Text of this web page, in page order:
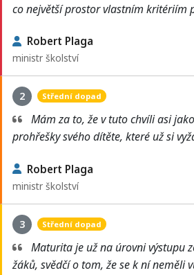
co největší prostor vlastním kritériím
Robert Plaga
ministr školství
2 Střední dopad
Mám za to, že v tuto chvíli asi
prohřešky svého dítěte, které už si
Robert Plaga
ministr školství
3 Střední dopad
Maturita je už na úrovni výstupu
žáků, svědčí o tom, že se k ní neměli